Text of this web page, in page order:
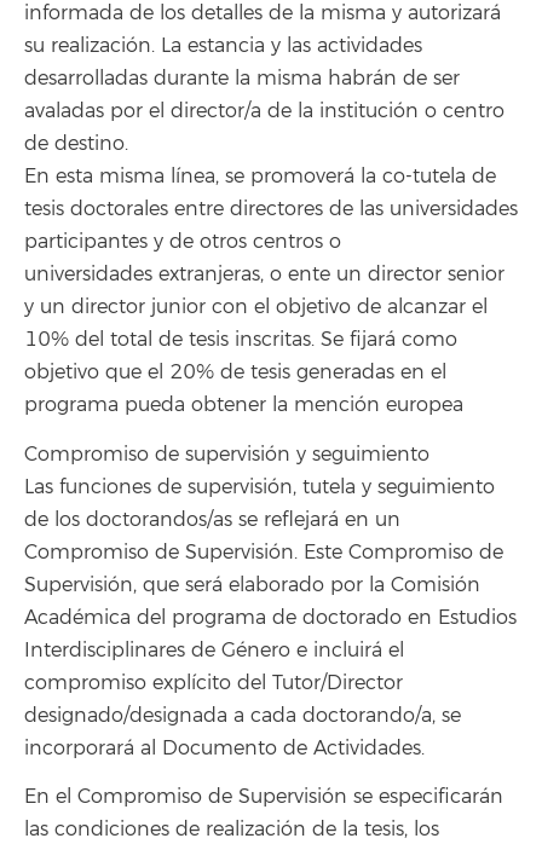
informada de los detalles de la misma y autorizará
su realización. La estancia y las actividades
desarrolladas durante la misma habrán de ser
avaladas por el director/a de la institución o centro
de destino.
En esta misma línea, se promoverá la co-tutela de
tesis doctorales entre directores de las universidades
participantes y de otros centros o
universidades extranjeras, o ente un director senior
y un director junior con el objetivo de alcanzar el
10% del total de tesis inscritas. Se fijará como
objetivo que el 20% de tesis generadas en el
programa pueda obtener la mención europea
Compromiso de supervisión y seguimiento
Las funciones de supervisión, tutela y seguimiento
de los doctorandos/as se reflejará en un
Compromiso de Supervisión. Este Compromiso de
Supervisión, que será elaborado por la Comisión
Académica del programa de doctorado en Estudios
Interdisciplinares de Género e incluirá el
compromiso explícito del Tutor/Director
designado/designada a cada doctorando/a, se
incorporará al Documento de Actividades.
En el Compromiso de Supervisión se especificarán
las condiciones de realización de la tesis, los